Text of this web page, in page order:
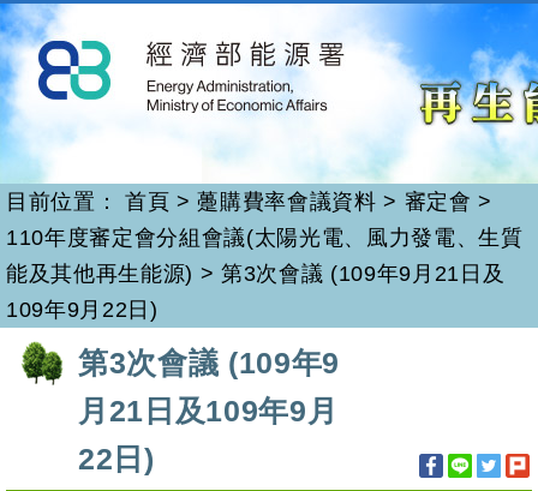
跳
到
主
要
內
再生能源
目前位置： 首頁 > 躉購費率會議資料 > 審定會 >
110年度審定會分組會議(太陽光電、風力發電、生質
能及其他再生能源) > 第3次會議 (109年9月21日及
109年9月22日)
第3次會議 (109年9
月21日及109年9月
22日)